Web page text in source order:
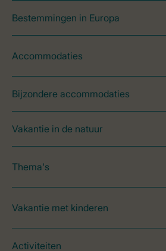
Bestemmingen in Europa
Accommodaties
Bijzondere accommodaties
Vakantie in de natuur
Thema's
Vakantie met kinderen
Activiteiten